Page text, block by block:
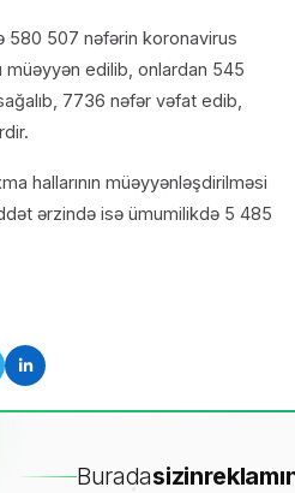
580 507 nəfərin koronavirus
müəyyən edilib, onlardan 545
7736 nəfər vəfat edib,
hallarının müəyyənləşdirilməsi
ərzində isə ümumilikdə 5 485
Buradasizin